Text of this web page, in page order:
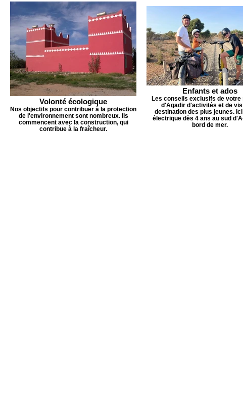
Volonté écologique
Nos objectifs pour contribuer à la protection
de l'environnement sont nombreux. Ils
commencent avec la construction, qui
contribue à la fraîcheur.
Enfants et ados
Les conseils exclusifs de votre
d'Agadir d'activités et de
destination des plus jeunes.
électrique dès 4 ans au sud
bord de mer.